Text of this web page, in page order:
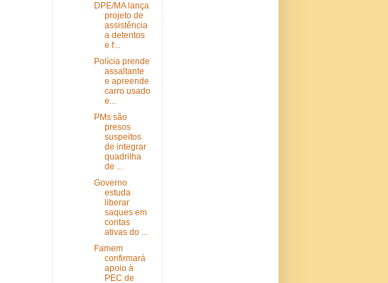
DPE/MA lança
projeto de
assistência
a detentos
e f...
Polícia prende
assaltante
e apreende
carro usado
e...
PMs são
presos
suspeitos
de integrar
quadrilha
de ...
Governo
estuda
liberar
saques em
contas
ativas do ...
Famem
confirmará
apoio à
PEC de